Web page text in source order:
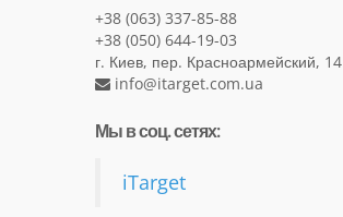
+38 (063) 337-85-88
+38 (050) 644-19-03
г. Киев, пер. Красноармейский, 14
info@itarget.com.ua
Мы в соц. сетях:
iTarget